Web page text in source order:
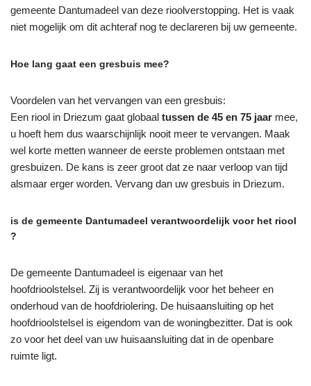
gemeente Dantumadeel van deze rioolverstopping. Het is vaak
niet mogelijk om dit achteraf nog te declareren bij uw gemeente.
Hoe lang gaat een gresbuis mee?
Voordelen van het vervangen van een gresbuis:
Een riool in Driezum gaat globaal tussen de 45 en 75 jaar mee,
u hoeft hem dus waarschijnlijk nooit meer te vervangen. Maak
wel korte metten wanneer de eerste problemen ontstaan met
gresbuizen. De kans is zeer groot dat ze naar verloop van tijd
alsmaar erger worden. Vervang dan uw gresbuis in Driezum.
is de gemeente Dantumadeel verantwoordelijk voor het riool
?
De gemeente Dantumadeel is eigenaar van het
hoofdrioolstelsel. Zij is verantwoordelijk voor het beheer en
onderhoud van de hoofdriolering. De huisaansluiting op het
hoofdrioolstelsel is eigendom van de woningbezitter. Dat is ook
zo voor het deel van uw huisaansluiting dat in de openbare
ruimte ligt.